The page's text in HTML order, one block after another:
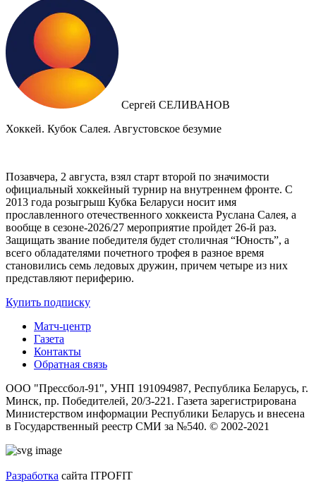
Сергей СЕЛИВАНОВ
Хоккей. Кубок Салея. Августовское безумие
Позавчера, 2 августа, взял старт второй по значимости
официальный хоккейный турнир на внутреннем фронте. C
2013 года розыгрыш Кубка Беларуси носит имя
прославленного отечественного хоккеиста Руслана Салея, а
вообще в сезоне-2026/27 мероприятие пройдет 26-й раз.
Защищать звание победителя будет столичная “Юность”, а
всего обладателями почетного трофея в разное время
становились семь ледовых дружин, причем четыре из них
представляют периферию.
Купить подписку
Матч-центр
Газета
Контакты
Обратная связь
ООО "Прессбол-91", УНП 191094987, Республика Беларусь, г.
Минск, пр. Победителей, 20/3-221. Газета зарегистрирована
Министерством информации Республики Беларусь и внесена
в Государственный реестр СМИ за №540. © 2002-2021
Разработка сайта ITPOFIT